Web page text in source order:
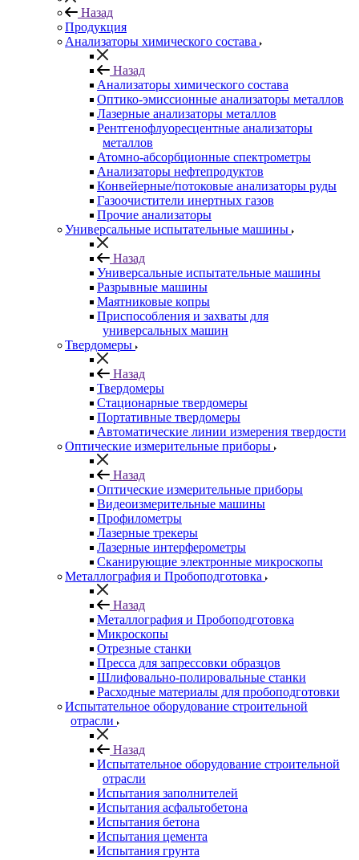
Назад
Продукция
Анализаторы химического состава
Назад
Анализаторы химического состава
Оптико-эмиссионные анализаторы металлов
Лазерные анализаторы металлов
Рентгенофлуоресцентные анализаторы
металлов
Атомно-абсорбционные спектрометры
Анализаторы нефтепродуктов
Конвейерные/потоковые анализаторы руды
Газоочистители инертных газов
Прочие анализаторы
Универсальные испытательные машины
Назад
Универсальные испытательные машины
Разрывные машины
Маятниковые копры
Приспособления и захваты для
универсальных машин
Твердомеры
Назад
Твердомеры
Стационарные твердомеры
Портативные твердомеры
Автоматические линии измерения твердости
Оптические измерительные приборы
Назад
Оптические измерительные приборы
Видеоизмерительные машины
Профилометры
Лазерные трекеры
Лазерные интерферометры
Сканирующие электронные микроскопы
Металлография и Пробоподготовка
Назад
Металлография и Пробоподготовка
Микроскопы
Отрезные станки
Пресса для запрессовки образцов
Шлифовально-полировальные станки
Расходные материалы для пробоподготовки
Испытательное оборудование строительной
отрасли
Назад
Испытательное оборудование строительной
отрасли
Испытания заполнителей
Испытания асфальтобетона
Испытания бетона
Испытания цемента
Испытания грунта